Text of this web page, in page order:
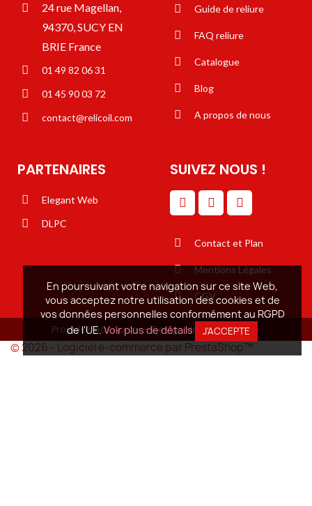
24 rue Magellan,
94370, SUCY EN
BRIE France
01 49 82 06 31
01 45 90 03 72
contact@relicoil.com
Guide de reliure
FAQ reliure
Catalogue
Blog
A propos de nous
PARTENAIRES
Elegant Web
DLPC
SUIVEZ NOUS !
Contact et Plan
Mentions Légales
CGV
Propulsé par Aproxi - Design de Elégant Web.
En poursuivant votre navigation sur ce site Web,
vous acceptez notre utilisation des cookies et de
vos données personnelles conformément au RGPD
de l'UE.Voir plus de détails J'ACCEPTE
© 2026 - Logiciel e-commerce par PrestaShop™